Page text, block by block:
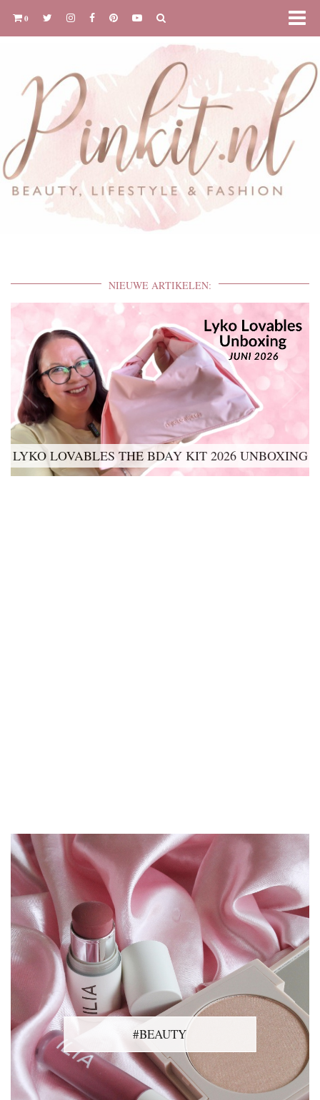
0
NIEUWE ARTIKELEN:
LYKO LOVABLES THE BDAY KIT 2026 UNBOXING
VADERDAG 2026 CADEAUTIPS |
VERWENMOMENTEN VOOR DE LIEFSTE
(BONUS)VADER
#BEAUTY